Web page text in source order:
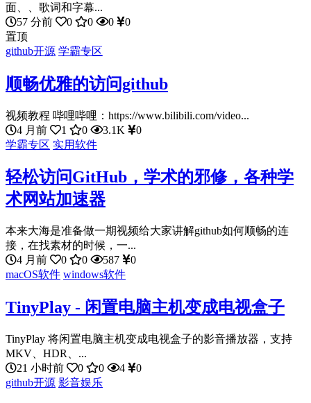
面、、歌词和字幕...
57 分前
0 0 0
0
置顶
github开源 学霸专区
顺畅优雅的访问github
视频教程 哔哩哔哩：https://www.bilibili.com/video...
4 月前
1 0 3.1K
0
学霸专区 实用软件
轻松访问GitHub，学术的邪修，各种学
术网站加速器
本来大海是准备做一期视频给大家讲解github如何顺畅的连
接，在找素材的时候，一...
4 月前
0 0 587
0
macOS软件 windows软件
TinyPlay - 闲置电脑主机变成电视盒子
TinyPlay 将闲置电脑主机变成电视盒子的影音播放器，支持
MKV、HDR、...
21 小时前
0 0 4
0
github开源 影音娱乐